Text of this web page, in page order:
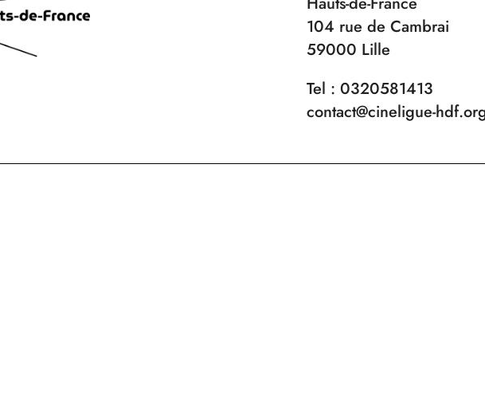
104 rue de Cambrai
59000 Lille
Tel : 0320581413
contact@cineligue-